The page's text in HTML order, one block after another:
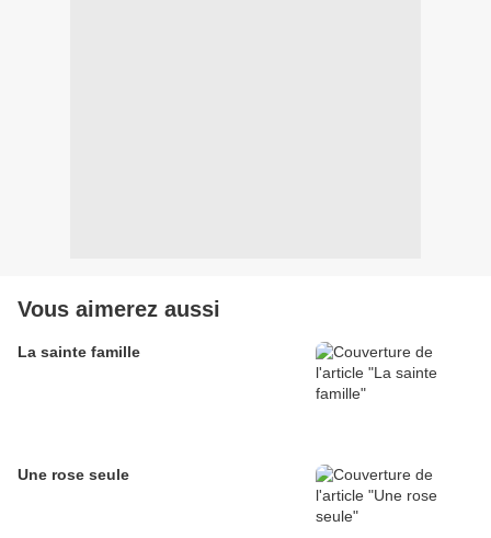
Vous aimerez aussi
La sainte famille
Une rose seule